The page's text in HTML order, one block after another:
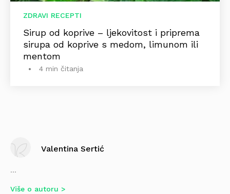
ZDRAVI RECEPTI
Sirup od koprive – ljekovitost i priprema
sirupa od koprive s medom, limunom ili
mentom
4 min čitanja
Valentina Sertić
...
Više o autoru